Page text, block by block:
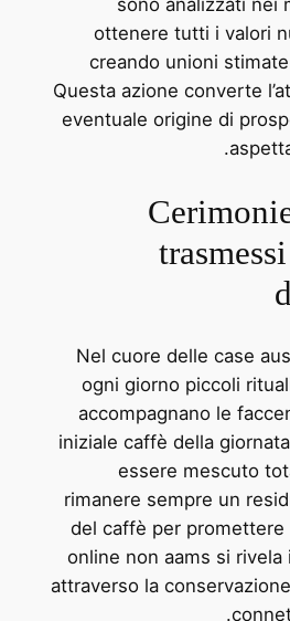
ottenere tutti i valori
creando unioni
Questa azione converte
eventuale origine di
Nel cuore delle case
ogni giorno piccoli
accompagnano le
iniziale caffè della
essere mescuto
rimanere sempre un
del caffè per promettere
online non aams si
attraverso la